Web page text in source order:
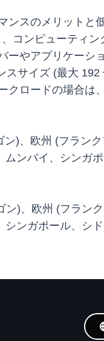
ンスのメリットと
コンピューティン
ーやアプリケーシ
サイズ (最大 192
クロードの場合は
)、欧州 (フラン
ンバイ、シンガポ
)、欧州 (フラン
ンガポール、シ